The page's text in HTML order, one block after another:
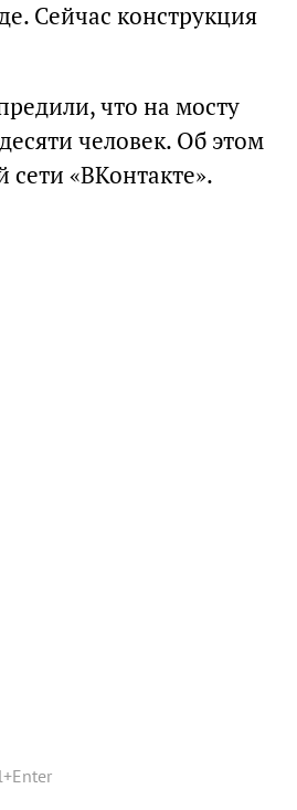
Сейчас конструкция
что на мосту
человек. Об этом
«ВКонтакте».
+Enter